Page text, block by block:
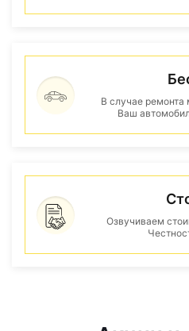
В случае ремонта
Ваш
Озвучиваем